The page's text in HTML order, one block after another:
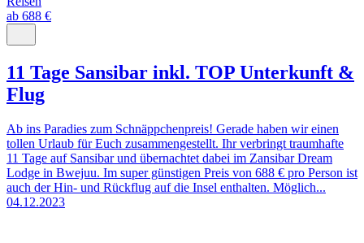
ab 688 €
11 Tage Sansibar inkl. TOP Unterkunft &
Flug
Ab ins Paradies zum Schnäppchenpreis! Gerade haben wir einen
tollen Urlaub für Euch zusammengestellt. Ihr verbringt traumhafte
11 Tage auf Sansibar und übernachtet dabei im Zansibar Dream
Lodge in Bwejuu. Im super günstigen Preis von 688 € pro Person ist
auch der Hin- und Rückflug auf die Insel enthalten. Möglich...
04.12.2023